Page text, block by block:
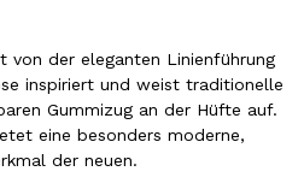
von der eleganten Linienführung
inspiriert und weist traditionelle
Gummizug an der Hüfte auf.
eine besonders moderne,
der neuen.